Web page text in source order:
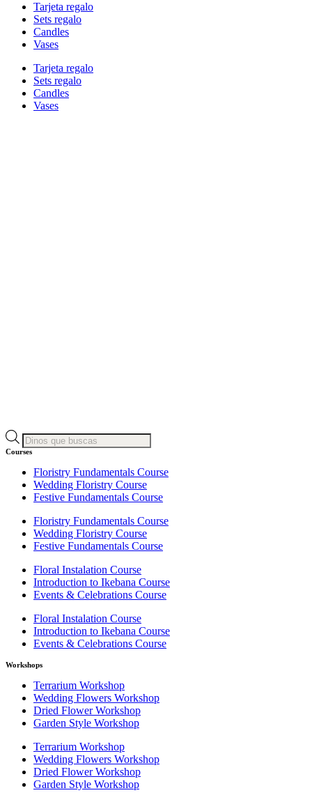
Tarjeta regalo
Sets regalo
Candles
Vases
Tarjeta regalo
Sets regalo
Candles
Vases
Búsqueda
de
Courses
Floristry Fundamentals Course
Wedding Floristry Course
Festive Fundamentals Course
Floristry Fundamentals Course
Wedding Floristry Course
Festive Fundamentals Course
Floral Instalation Course
Introduction to Ikebana Course
Events & Celebrations Course
Floral Instalation Course
Introduction to Ikebana Course
Events & Celebrations Course
Workshops
Terrarium Workshop
Wedding Flowers Workshop
Dried Flower Workshop
Garden Style Workshop
Terrarium Workshop
Wedding Flowers Workshop
Dried Flower Workshop
Garden Style Workshop